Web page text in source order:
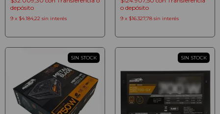
depósito
9 x $4.184,22 sin interés
o depósito
9 x $16.327,78 sin interés
SIN STOCK SIN STOCK